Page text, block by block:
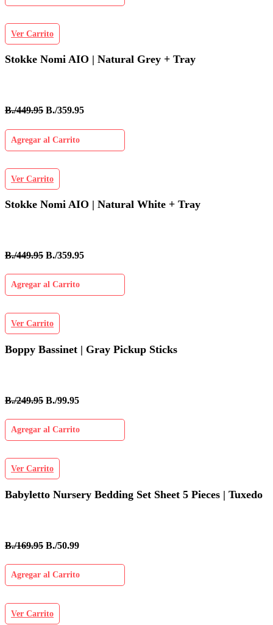
Ver Carrito
Stokke Nomi AIO | Natural Grey + Tray
B./449.95 B./359.95
Agregar al Carrito
Ver Carrito
Stokke Nomi AIO | Natural White + Tray
B./449.95 B./359.95
Agregar al Carrito
Ver Carrito
Boppy Bassinet | Gray Pickup Sticks
B./249.95 B./99.95
Agregar al Carrito
Ver Carrito
Babyletto Nursery Bedding Set Sheet 5 Pieces | Tuxedo
B./169.95 B./50.99
Agregar al Carrito
Ver Carrito